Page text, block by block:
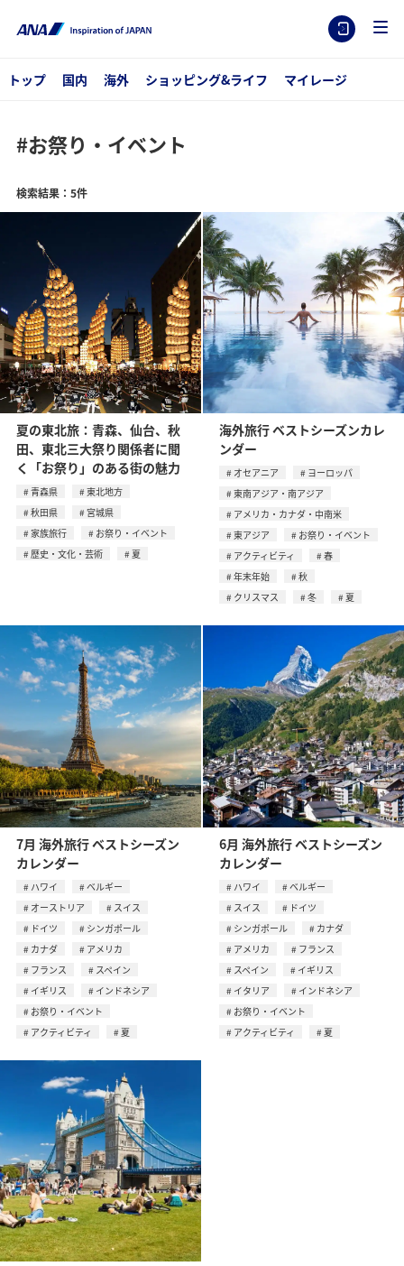
トップ 国内 海外 ショッピング&ライフ マイレージ
#お祭り・イベント
検索結果：5件
夏の東北旅：青森、仙台、秋
田、東北三大祭り関係者に聞
く「お祭り」のある街の魅力
青森県
東北地方
秋田県
宮城県
家族旅行
お祭り・イベント
歴史・文化・芸術
夏
海外旅行 ベストシーズンカレ
ンダー
オセアニア
ヨーロッパ
東南アジア・南アジア
アメリカ・カナダ・中南米
東アジア
お祭り・イベント
アクティビティ
春
年末年始
秋
クリスマス
冬 夏
7月 海外旅行 ベストシーズン
カレンダー
ハワイ
ベルギー
オーストリア
スイス
ドイツ
シンガポール
カナダ
アメリカ
フランス
スペイン
イギリス
インドネシア
お祭り・イベント
アクティビティ
夏
6月 海外旅行 ベストシーズン
カレンダー
ハワイ
ベルギー
スイス
ドイツ
シンガポール
カナダ
アメリカ
フランス
スペイン
イギリス
イタリア
インドネシア
お祭り・イベント
アクティビティ
夏